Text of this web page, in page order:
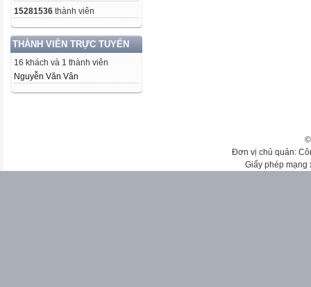
15281536 thành viên
THÀNH VIÊN TRỰC TUYẾN
16 khách và 1 thành viên
Nguyễn Văn Vân
Đơn vị chủ quản:
Giấy phép mạng